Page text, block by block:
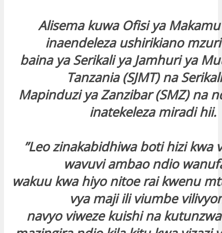
Alisema kuwa Ofisi ya Makamu
inaendeleza ushirikiano
baina ya Serikali ya Jamhuri ya
Tanzania (SJMT) na
Mapinduzi ya Zanzibar (SMZ) na
inatekeleza miradi hii.
”Leo zinakabidhiwa boti hizi kwa
wavuvi ambao ndio
wakuu kwa hiyo nitoe rai kwenu
vya maji ili viumbe
navyo viweze kuishi na